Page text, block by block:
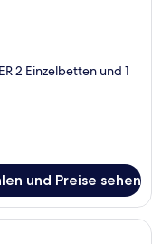
2 Einzelbetten und 1
und Preise sehen